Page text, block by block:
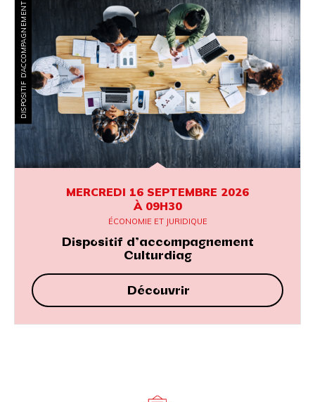
DISPOSITIF D’ACCOMPAGNEMENT
MERCREDI 16 SEPTEMBRE 2026
À 09H30
ÉCONOMIE ET JURIDIQUE
Dispositif d’accompagnement
Culturdiag
Découvrir